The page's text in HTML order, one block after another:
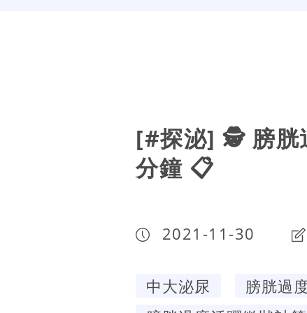
[#探泌] 🕵️ 膀胱
分鐘 📋
2021-11-30
中大泌尿
膀胱過